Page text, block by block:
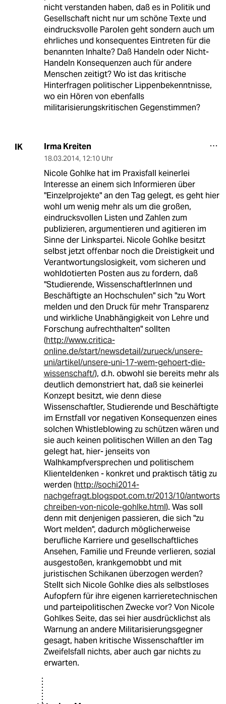
nicht verstanden haben, daß es in Politik und
Gesellschaft nicht nur um schöne Texte und
eindrucksvolle Parolen geht sondern auch um
ehrliches und konsequentes Eintreten für die
benannten Inhalte? Daß Handeln oder Nicht-
Handeln Konsequenzen auch für andere
Menschen zeitigt? Wo ist das kritische
Hinterfragen politischer Lippenbekenntnisse,
wo ein Hören von ebenfalls
militarisierungskritischen Gegenstimmen?
IK Irma Kreiten
18.03.2014, 12:10 Uhr
Nicole Gohlke hat im Praxisfall keinerlei
Interesse an einem sich Informieren über
"Einzelprojekte" an den Tag gelegt, es geht hier
wohl um wenig mehr als um die großen,
eindrucksvollen Listen und Zahlen zum
publizieren, argumentieren und agitieren im
Sinne der Linkspartei. Nicole Gohlke besitzt
selbst jetzt offenbar noch die Dreistigkeit und
Verantwortungslosigkeit, vom sicheren und
wohldotierten Posten aus zu fordern, daß
"Studierende, WissenschaftlerInnen und
Beschäftigte an Hochschulen" sich "zu Wort
melden und den Druck für mehr Transparenz
und wirkliche Unabhängigkeit von Lehre und
Forschung aufrechthalten" sollten
(http://www.critica-
online.de/start/newsdetail/zurueck/unsere-
uni/artikel/unsere-uni-17-wem-gehoert-die-
wissenschaft/), d.h. obwohl sie bereits mehr als
deutlich demonstriert hat, daß sie keinerlei
Konzept besitzt, wie denn diese
Wissenschaftler, Studierende und Beschäftigte
im Ernstfall vor negativen Konsequenzen eines
solchen Whistleblowing zu schützen wären und
sie auch keinen politischen Willen an den Tag
gelegt hat, hier- jenseits von
Walhkampfversprechen und politischem
Klienteldenken - konkret und praktisch tätig zu
werden (http://sochi2014-
nachgefragt.blogspot.com.tr/2013/10/antworts
chreiben-von-nicole-gohlke.html). Was soll
denn mit denjenigen passieren, die sich "zu
Wort melden", dadurch möglicherweise
berufliche Karriere und gesellschaftliches
Ansehen, Familie und Freunde verlieren, sozial
ausgestoßen, krankgemobbt und mit
juristischen Schikanen überzogen werden?
Stellt sich Nicole Gohlke dies als selbstloses
Aufopfern für ihre eigenen karrieretechnischen
und parteipolitischen Zwecke vor? Von Nicole
Gohlkes Seite, das sei hier ausdrücklichst als
Warnung an andere Militarisierungsgegner
gesagt, haben kritische Wissenschaftler im
Zweifelsfall nichts, aber auch gar nichts zu
erwarten.